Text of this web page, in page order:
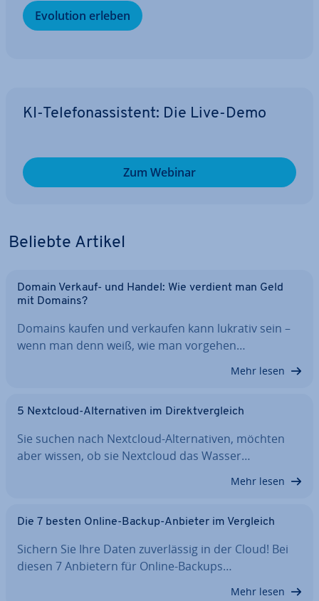
Evolution erleben
KI-Te­le­fon­as­sis­tent: Die Live-Demo
Zum Webinar
Beliebte Artikel
Domain Verkauf- und Handel: Wie verdient man Geld
mit Domains?
Domains kaufen und verkaufen kann lukrativ sein –
wenn man denn weiß, wie man vorgehen…
Mehr lesen
5 Nextcloud-Al­ter­na­ti­ven im Di­rekt­ver­gleich
Sie suchen nach Nextcloud-Al­ter­na­ti­ven, möchten
aber wissen, ob sie Nextcloud das Wasser…
Mehr lesen
Die 7 besten Online-Backup-Anbieter im Vergleich
Sichern Sie Ihre Daten zu­ver­läs­sig in der Cloud! Bei
diesen 7 Anbietern für Online-Backups…
Mehr lesen